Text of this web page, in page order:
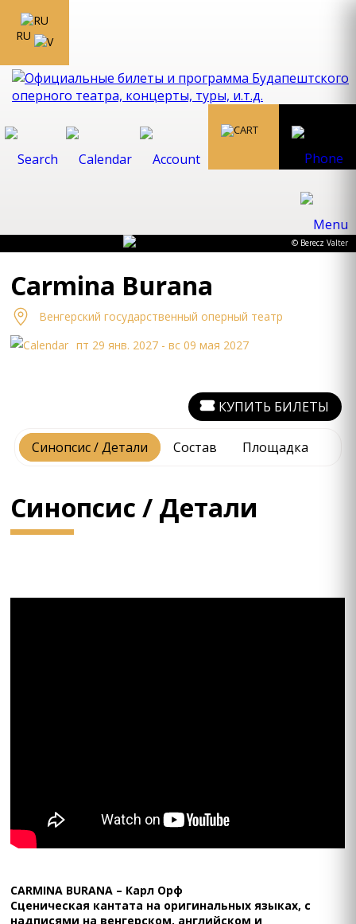
RU
© Berecz Valter
Carmina Burana
Bенгеpский госудаpственный опеpный театp
пт 29 янв. 2027 - вс 09 мая 2027
Синопсис / Детали Состав Площадка
КУПИТЬ БИЛЕТЫ
Синопсис / Детали
CARMINA BURANA – Карл Орф
Сценическая кантата на оригинальных языках, с
надписями на венгерском, английском и